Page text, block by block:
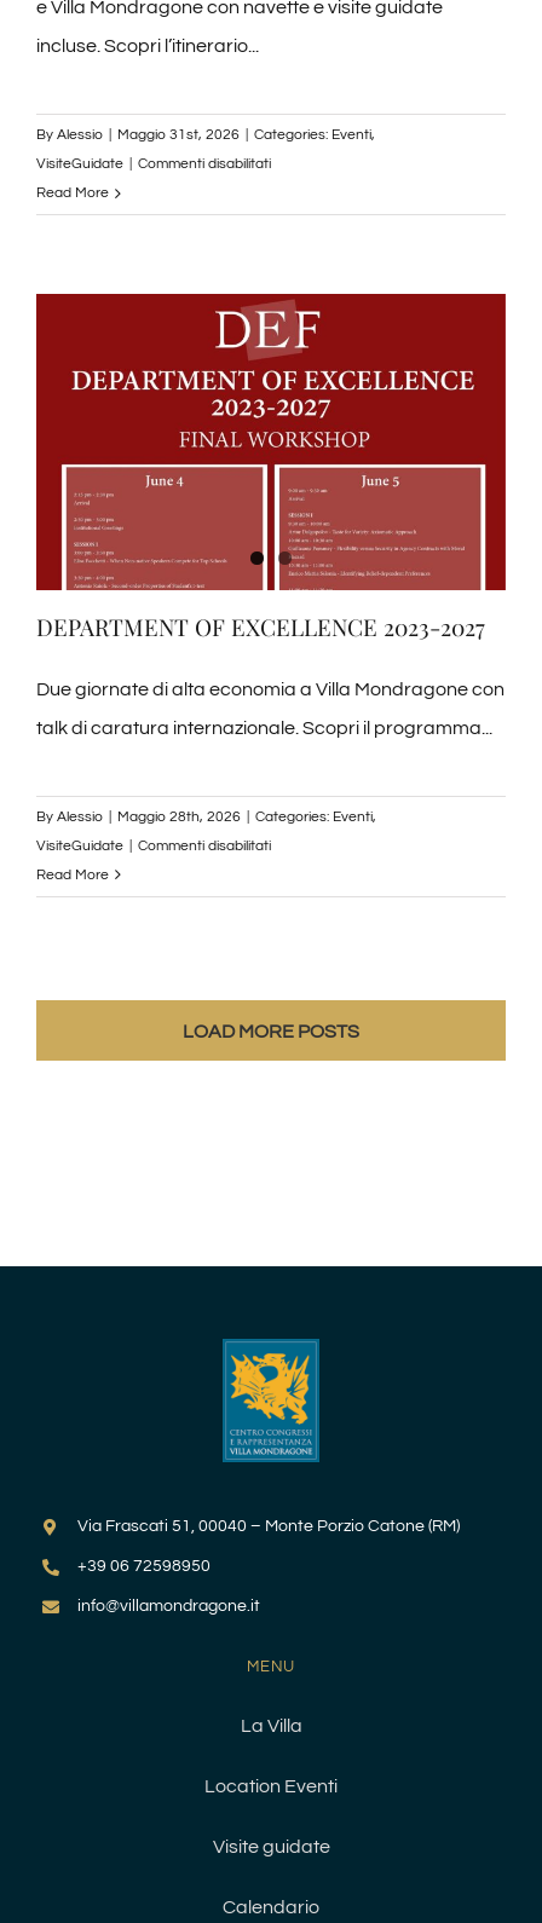
e Villa Mondragone con navette e visite guidate
incluse. Scopri l’itinerario...
By Alessio Maggio 31st, 2026 Categories: Eventi,
VisiteGuidate
Commenti disabilitatisu
2026
Read More
DEPARTMENT OF EXCELLENCE 2023-2027
Due giornate di alta economia a Villa Mondragone con
talk di caratura internazionale. Scopri il programma...
By Alessio Maggio 28th, 2026 Categories: Eventi,
VisiteGuidate
Commenti disabilitatisu
OF
Read More
LOAD MORE POSTS
Via Frascati 51, 00040 – Monte Porzio Catone (RM)
+39 06 72598950
info@villamondragone.it
MENU
La Villa
Location Eventi
Visite guidate
Calendario